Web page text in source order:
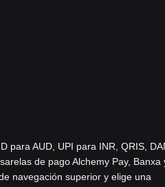
para AUD, UPI para INR, QRIS,
de pago Alchemy Pay, Banxa
navegación superior y elige una